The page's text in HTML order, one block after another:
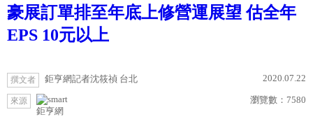
豪展訂單排至年底上修營運展望 估全年
EPS 10元以上
撰文者 鉅亨網記者沈筱禎 台北 2020.07.22
來源
鉅亨網
瀏覽數： 7580